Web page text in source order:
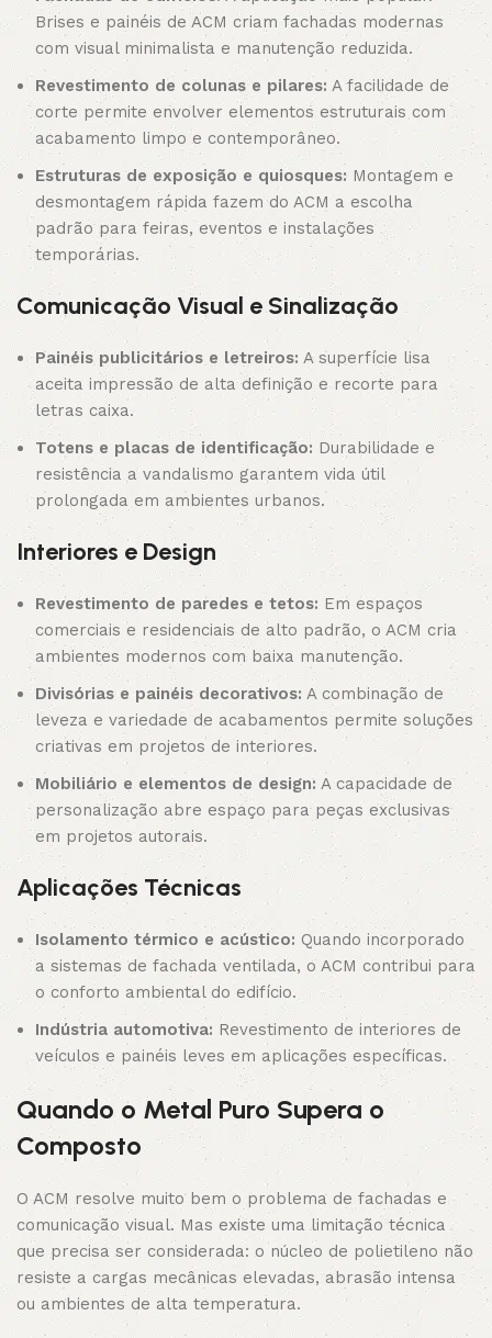
Brises e painéis de ACM criam fachadas modernas
com visual minimalista e manutenção reduzida.
Revestimento de colunas e pilares: A facilidade de
corte permite envolver elementos estruturais com
acabamento limpo e contemporâneo.
Estruturas de exposição e quiosques: Montagem e
desmontagem rápida fazem do ACM a escolha
padrão para feiras, eventos e instalações
temporárias.
Comunicação Visual e Sinalização
Painéis publicitários e letreiros: A superfície lisa
aceita impressão de alta definição e recorte para
letras caixa.
Totens e placas de identificação: Durabilidade e
resistência a vandalismo garantem vida útil
prolongada em ambientes urbanos.
Interiores e Design
Revestimento de paredes e tetos: Em espaços
comerciais e residenciais de alto padrão, o ACM cria
ambientes modernos com baixa manutenção.
Divisórias e painéis decorativos: A combinação de
leveza e variedade de acabamentos permite soluções
criativas em projetos de interiores.
Mobiliário e elementos de design: A capacidade de
personalização abre espaço para peças exclusivas
em projetos autorais.
Aplicações Técnicas
Isolamento térmico e acústico: Quando incorporado
a sistemas de fachada ventilada, o ACM contribui para
o conforto ambiental do edifício.
Indústria automotiva: Revestimento de interiores de
veículos e painéis leves em aplicações específicas.
Quando o Metal Puro Supera o
Composto
O ACM resolve muito bem o problema de fachadas e
comunicação visual. Mas existe uma limitação técnica
que precisa ser considerada: o núcleo de polietileno não
resiste a cargas mecânicas elevadas, abrasão intensa
ou ambientes de alta temperatura.